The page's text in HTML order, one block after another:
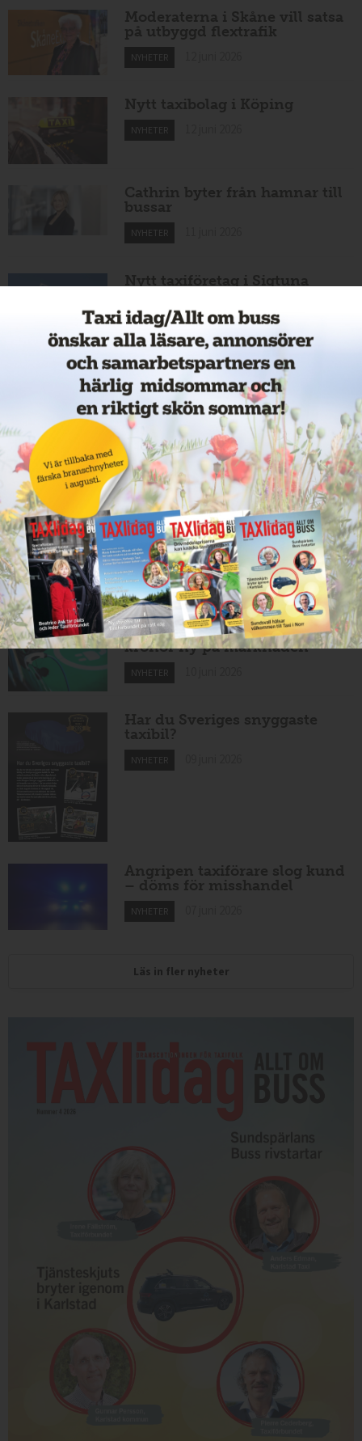
Moderaterna i Skåne vill satsa
på utbyggd flextrafik
NYHETER
Nytt taxibolag i Köping
NYHETER
Cathrin byter från hamnar till
bussar
NYHETER
Nytt taxiföretag i Sigtuna
Nytt taxibolag i Borlänge
NYHETER 11 juni 2026
Taxibommar fick inte avsedd
effekt vid Lund C
NYHETER 10 juni 2026
Nytt taxibolag i Borlänge
NYHETER 10 juni 2026
Mexikansk elbil för 80 000
kronor ny på marknaden
NYHETER
Har du Sveriges snyggaste
taxibil?
NYHETER
Angripen taxiförare slog kund
– döms för misshandel
NYHETER
Läs in fler nyheter